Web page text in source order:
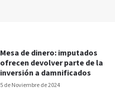
5 de Noviembre de 2024
Mesa de dinero: imputados
ofrecen devolver parte de la
inversión a damnificados